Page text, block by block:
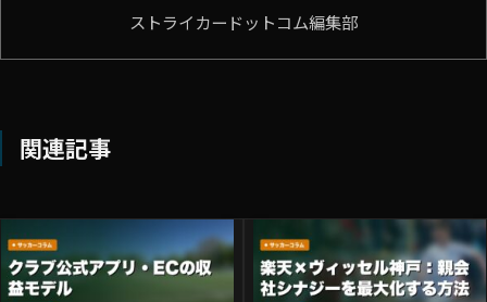
ストライカードットコム編集部
関連記事